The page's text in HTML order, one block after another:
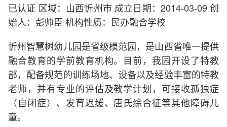
已认证 区域：山西忻州市 成立日期：2014-03-09 创
始人：彭帅臣 机构性质：民办融合学校
忻州智慧树幼儿园是省级模范园，是山西省唯一提供
融合教育的学前教育机构。目前，我园开设了特教
部，配备规范的训练场地、设备以及经验丰富的特教
老师，并有专业的评估及教学计划，可接收孤独症
（自闭症）、发育迟缓、唐氏综合征等其他障碍儿
童。